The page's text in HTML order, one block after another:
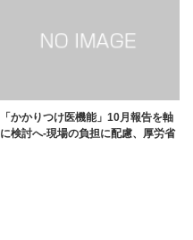
「かかりつけ医機能」10月報告を軸
に検討へ-現場の負担に配慮、厚労省